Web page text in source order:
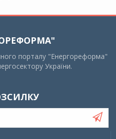
порталу "Енергореформа"
України.